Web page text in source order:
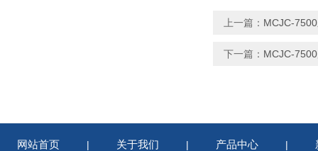
上一篇： MCJC-
下一篇： MCJC-
网站首页 | 关于我们 | 产品中心 |